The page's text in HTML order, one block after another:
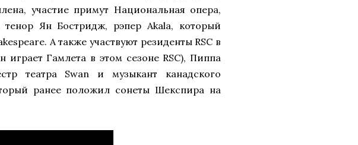
участие примут Национальная опера,
Ян Бостридж, рэпер Akala, который
А также участвуют резиденты RSC в
Гамлета в этом сезоне RSC), Пиппа
театра Swan и музыкант канадского
ранее положил сонеты Шекспира на